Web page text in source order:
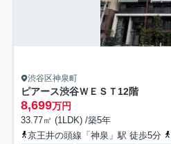
渋谷区神泉町
ピアース渋谷ＷＥＳＴ12階
8,699万円
33.77㎡ (1LDK) /築5年
京王井の頭線「神泉」駅 徒歩5分